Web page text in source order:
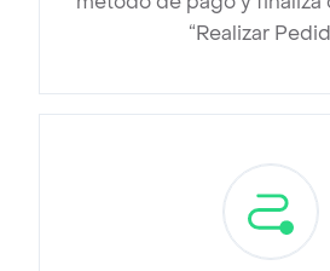
“Realizar